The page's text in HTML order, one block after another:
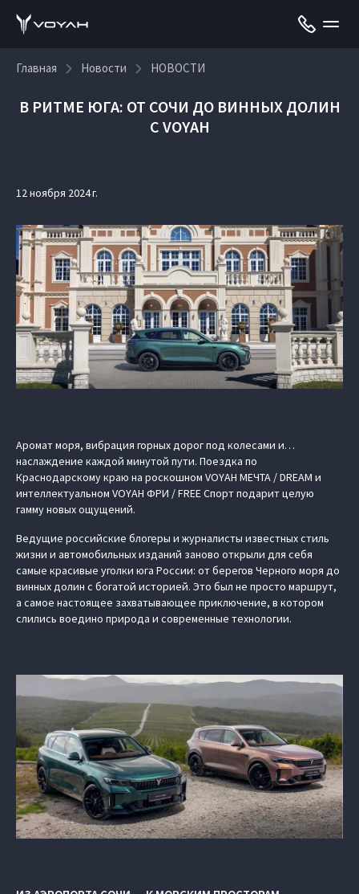
Главная Новости НОВОСТИ
В РИТМЕ ЮГА: ОТ СОЧИ ДО ВИННЫХ ДОЛИН
С VOYAH
12 ноября 2024 г.
Аромат моря, вибрация горных дорог под колесами и…
наслаждение каждой минутой пути. Поездка по
Краснодарскому краю на роскошном VOYAH МЕЧТА / DREAM и
интеллектуальном VOYAH ФРИ / FREE Спорт подарит целую
гамму новых ощущений.
Ведущие российские блогеры и журналисты известных стиль
жизни и автомобильных изданий заново открыли для себя
самые красивые уголки юга России: от берегов Черного моря до
винных долин с богатой историей. Это был не просто маршрут,
а самое настоящее захватывающее приключение, в котором
слились воедино природа и современные технологии.